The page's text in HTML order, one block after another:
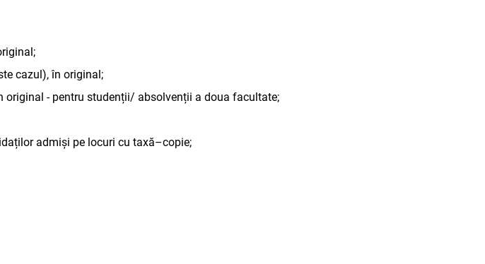
cazul), în original;
- pentru studenții/ absolvenții a doua facultate;
admiși pe locuri cu taxă–copie;